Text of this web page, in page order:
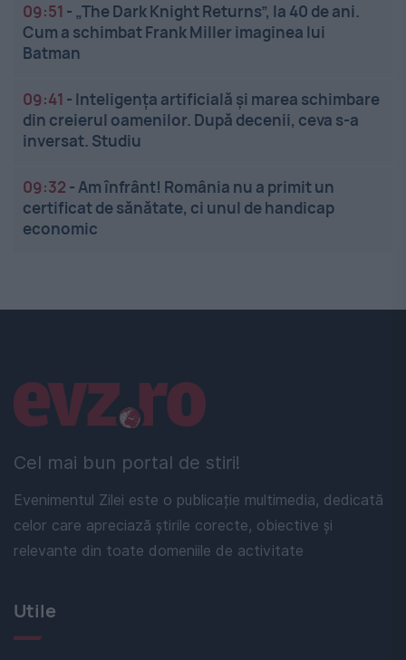
09:51 - „The Dark Knight Returns”, la 40 de ani.
Cum a schimbat Frank Miller imaginea lui
Batman
09:41 - Inteligența artificială și marea schimbare
din creierul oamenilor. După decenii, ceva s-a
inversat. Studiu
09:32 -Am înfrânt! România nu a primit un
certificat de sănătate, ci unul de handicap
economic
Cel mai bun portal de stiri!
Evenimentul Zilei este o publicație multimedia, dedicată
celor care apreciază știrile corecte, obiective și
relevante din toate domeniile de activitate
Linkuri utile
Utile